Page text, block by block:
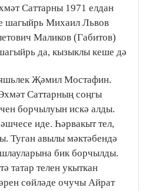
Саттарны 1971 елдан
шагыйрь Михаил Львов
Маликов (Габитов)
да, кызыклы кеше дә
Җәмил Мостафин.
Саттарның соңгы
борчылуын искә алды.
иде. Һәрвакыт тел,
Туган авылы мәктәбендә
бик борчылды.
татар телен укыткан
сөйләде очучы Айрат